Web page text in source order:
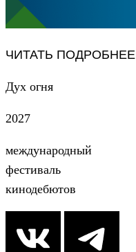
ЧИТАТЬ ПОДРОБНЕЕ
Дух огня
2027
международный
фестиваль
кинодебютов